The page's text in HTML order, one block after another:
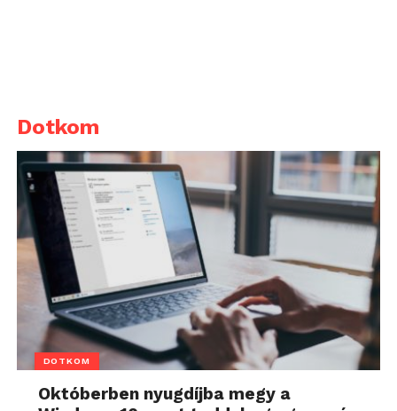
Dotkom
DOTKOM
Októberben nyugdíjba megy a